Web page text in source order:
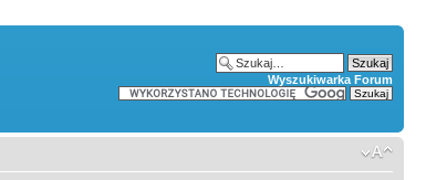
Wyszukiwarka Forum